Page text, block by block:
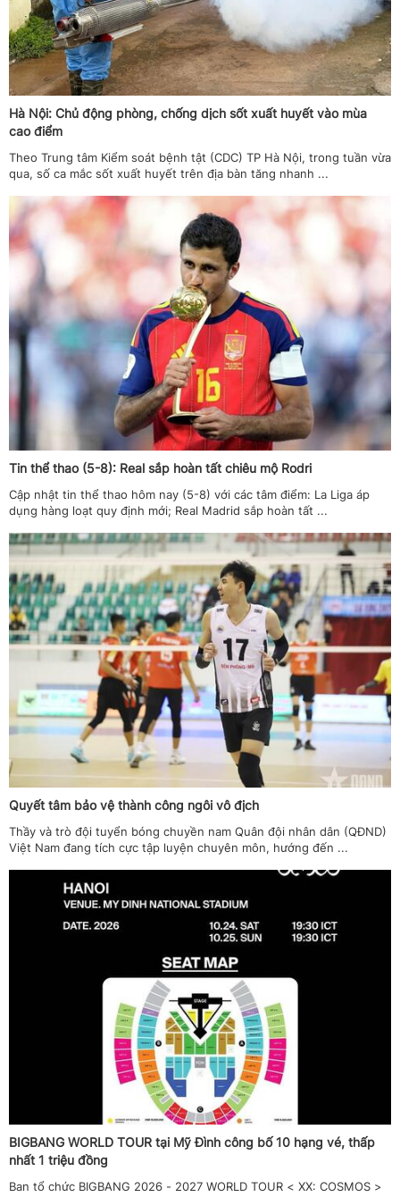
Hà Nội: Chủ động phòng, chống dịch sốt xuất huyết vào mùa
cao điểm
Theo Trung tâm Kiểm soát bệnh tật (CDC) TP Hà Nội, trong tuần vừa
qua, số ca mắc sốt xuất huyết trên địa bàn tăng nhanh ...
Tin thể thao (5-8): Real sắp hoàn tất chiêu mộ Rodri
Cập nhật tin thể thao hôm nay (5-8) với các tâm điểm: La Liga áp
dụng hàng loạt quy định mới; Real Madrid sắp hoàn tất ...
Quyết tâm bảo vệ thành công ngôi vô địch
Thầy và trò đội tuyển bóng chuyền nam Quân đội nhân dân (QĐND)
Việt Nam đang tích cực tập luyện chuyên môn, hướng đến ...
BIGBANG WORLD TOUR tại Mỹ Đình công bố 10 hạng vé, thấp
nhất 1 triệu đồng
Ban tổ chức BIGBANG 2026 - 2027 WORLD TOUR < XX: COSMOS >